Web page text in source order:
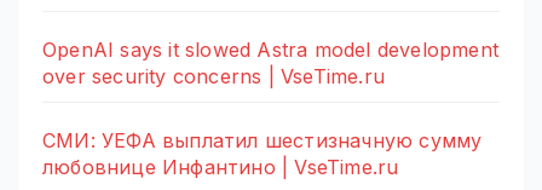
OpenAI says it slowed Astra model development
over security concerns | VseTime.ru
СМИ: УЕФА выплатил шестизначную сумму
любовнице Инфантино | VseTime.ru